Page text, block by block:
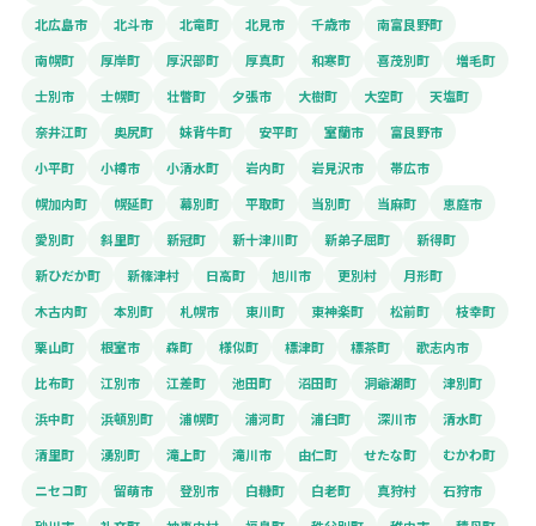
北広島市
北斗市 北竜町 北見市 千歳市
南富良野町
南幌町
厚岸町 厚沢部町 厚真町 和寒町 喜茂別町
増毛町
士別市
士幌町 壮瞥町 夕張市 大樹町 大空町
天塩町
奈井江町
奥尻町 妹背牛町 安平町 室蘭市
富良野市
小平町
小樽市 小清水町 岩内町 岩見沢市
帯広市
幌加内町
幌延町 幕別町 平取町 当別町 当麻町
恵庭市
愛別町
斜里町 新冠町 新十津川町 新弟子屈町
新得町
新ひだか町
新篠津村 日高町 旭川市 更別村
月形町
木古内町
本別町 札幌市 東川町 東神楽町 松前町
枝幸町
栗山町
根室市 森町 様似町 標津町 標茶町
歌志内市
比布町
江別市 江差町 池田町 沼田町 洞爺湖町
津別町
浜中町
浜頓別町 浦幌町 浦河町 浦臼町 深川市
清水町
清里町
湧別町 滝上町 滝川市 由仁町 せたな町
むかわ町
ニセコ町
留萌市 登別市 白糠町 白老町 真狩村
石狩市